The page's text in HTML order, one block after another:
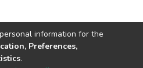
information for the
Preferences,
.